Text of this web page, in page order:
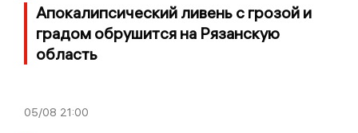
Апокалипсический ливень с грозой и
градом обрушится на Рязанскую
область
05/08 21:00